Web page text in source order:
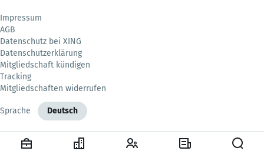
Impressum
AGB
Datenschutz bei XING
Datenschutzerklärung
Mitgliedschaft kündigen
Tracking
Mitgliedschaften widerrufen
Sprache Deutsch